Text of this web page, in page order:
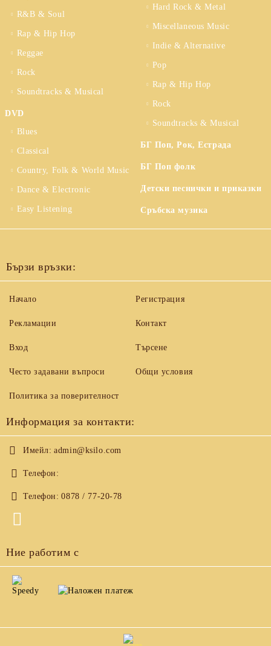
R&B & Soul
Rap & Hip Hop
Reggae
Rock
Soundtracks & Musical
DVD
Blues
Classical
Country, Folk & World Music
Dance & Electronic
Easy Listening
Hard Rock & Metal
Miscellaneous Music
Indie & Alternative
Pop
Rap & Hip Hop
Rock
Soundtracks & Musical
БГ Поп, Рок, Естрада
БГ Поп фолк
Детски песнички и приказки
Сръбска музика
Бързи връзки:
Начало
Рекламации
Вход
Често задавани въпроси
Регистрация
Контакт
Търсене
Общи условия
Политика за поверителност
Информация за контакти:
Имейл: admin@ksilo.com
Телефон:
Телефон: 0878 / 77-20-78
Ние работим с